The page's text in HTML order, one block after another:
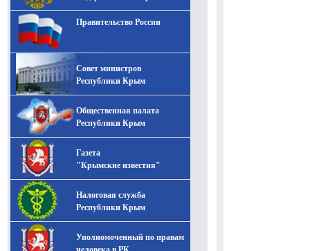
Правительство России
Совет министров
Республики Крым
Общественная палата
Республики Крым
Газета
"Крымские известия"
Налоговая служба
Республики Крым
Уполномоченный по правам